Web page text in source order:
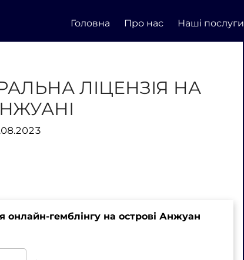
Головна Про нас Наші послуги
ЛІЦЕНЗІЯ НА
онлайн-гемблінгу на острові Анжуан